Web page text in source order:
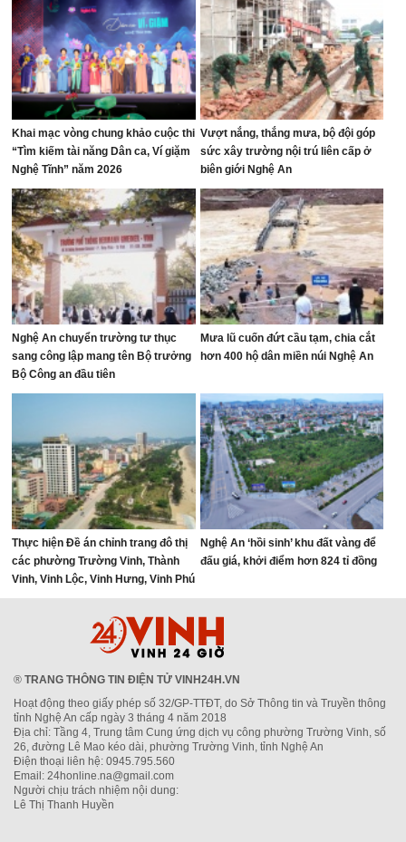
Khai mạc vòng chung khảo cuộc thi
“Tìm kiếm tài năng Dân ca, Ví giặm
Nghệ Tĩnh” năm 2026
Vượt nắng, thắng mưa, bộ đội góp
sức xây trường nội trú liên cấp ở
biên giới Nghệ An
Nghệ An chuyển trường tư thục
sang công lập mang tên Bộ trưởng
Bộ Công an đầu tiên
Mưa lũ cuốn đứt cầu tạm, chia cắt
hơn 400 hộ dân miền núi Nghệ An
Thực hiện Đề án chỉnh trang đô thị
các phường Trường Vinh, Thành
Vinh, Vinh Lộc, Vinh Hưng, Vinh Phú
và Cửa Lò giai đoạn 2026 – 2030
Nghệ An ‘hồi sinh’ khu đất vàng để
đấu giá, khởi điểm hơn 824 tỉ đồng
® TRANG THÔNG TIN ĐIỆN TỬ VINH24H.VN
Hoạt động theo giấy phép số 32/GP-TTĐT, do Sở Thông tin và Truyền thông
tỉnh Nghệ An cấp ngày 3 tháng 4 năm 2018
Địa chỉ: Tầng 4, Trung tâm Cung ứng dịch vụ công phường Trường Vinh, số
26, đường Lê Mao kéo dài, phường Trường Vinh, tỉnh Nghệ An
Điện thoại liên hệ: 0945.795.560
Email: 24honline.na@gmail.com
Người chịu trách nhiệm nội dung:
Lê Thị Thanh Huyền